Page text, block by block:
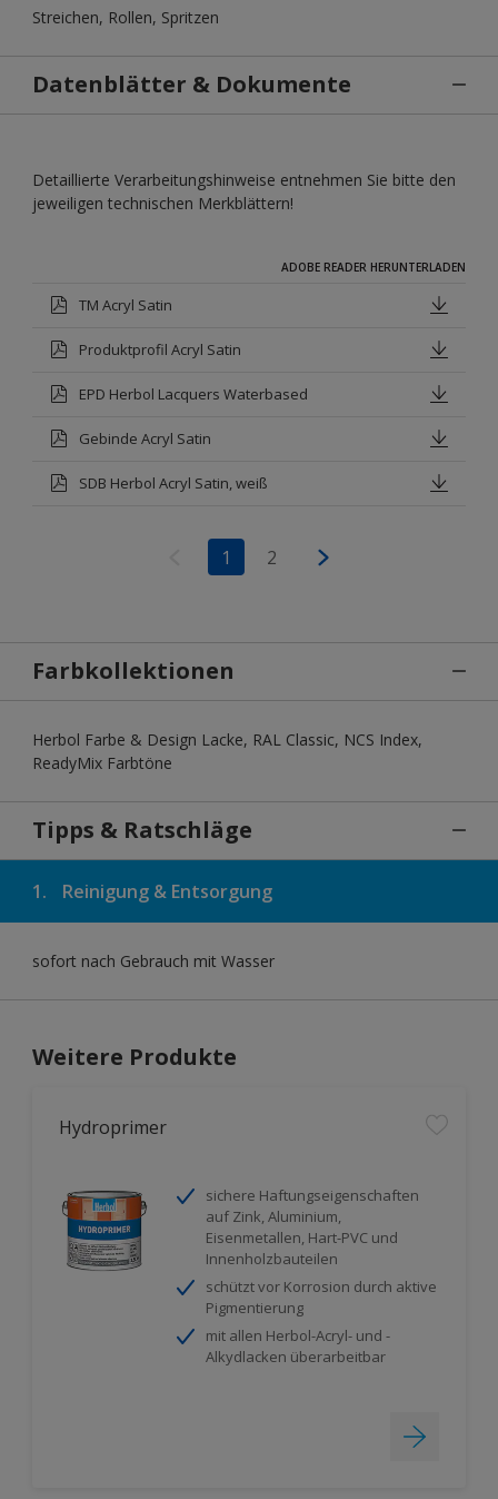
Streichen, Rollen, Spritzen
Datenblätter & Dokumente
Detaillierte Verarbeitungshinweise entnehmen Sie bitte den
jeweiligen technischen Merkblättern!
ADOBE READER HERUNTERLADEN
TM Acryl Satin
Produktprofil Acryl Satin
EPD Herbol Lacquers Waterbased
Gebinde Acryl Satin
SDB Herbol Acryl Satin, weiß
1 2
Farbkollektionen
Herbol Farbe & Design Lacke, RAL Classic, NCS Index,
ReadyMix Farbtöne
Tipps & Ratschläge
1. Reinigung & Entsorgung
sofort nach Gebrauch mit Wasser
Weitere Produkte
Hydroprimer
sichere Haftungseigenschaften
auf Zink, Aluminium,
Eisenmetallen, Hart-PVC und
Innenholzbauteilen
schützt vor Korrosion durch aktive
Pigmentierung
mit allen Herbol-Acryl- und -
Alkydlacken überarbeitbar